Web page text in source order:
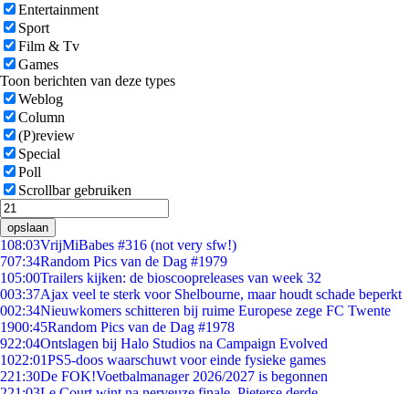
Entertainment
Sport
Film & Tv
Games
Toon berichten van deze types
Weblog
Column
(P)review
Special
Poll
Scrollbar gebruiken
opslaan
108:03VrijMiBabes #316 (not very sfw!)
707:34Random Pics van de Dag #1979
105:00Trailers kijken: de bioscoopreleases van week 32
003:37Ajax veel te sterk voor Shelbourne, maar houdt schade beperkt
002:34Nieuwkomers schitteren bij ruime Europese zege FC Twente
1900:45Random Pics van de Dag #1978
922:04Ontslagen bij Halo Studios na Campaign Evolved
1022:01PS5-doos waarschuwt voor einde fysieke games
221:30De FOK!Voetbalmanager 2026/2027 is begonnen